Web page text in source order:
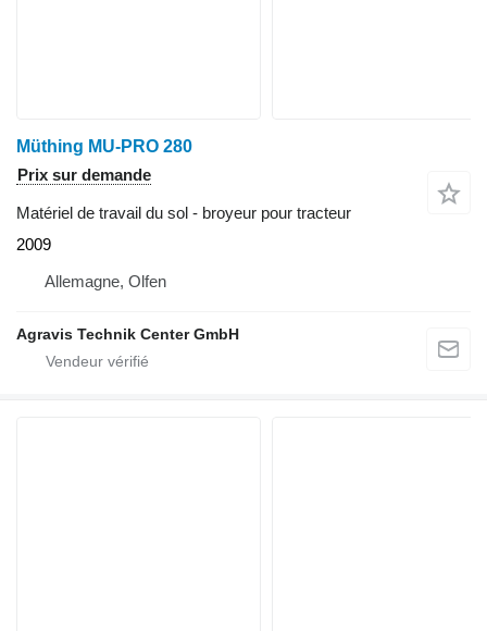
Müthing MU-PRO 280
Prix sur demande
Matériel de travail du sol - broyeur pour tracteur
2009
Allemagne, Olfen
Agravis Technik Center GmbH